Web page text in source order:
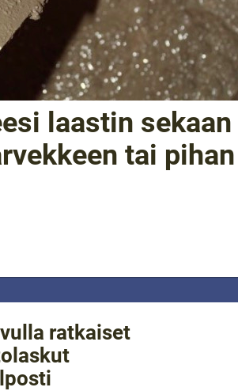
laastin
tai pihan
ratkaiset